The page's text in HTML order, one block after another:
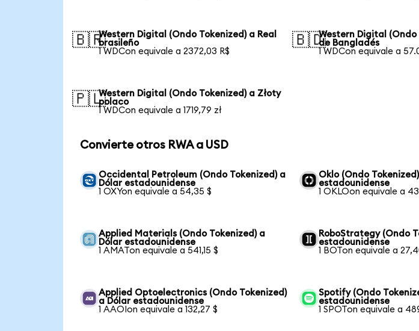
🇧🇷Western Digital (Ondo Tokenized) a Real
brasileño
1 WDCon equivale a 2372,03 R$
🇧🇩Western Digital (Ondo
de Bangladés
1 WDCon equivale a
🇵🇱Western Digital (Ondo Tokenized) a Złoty
polaco
1 WDCon equivale a 1719,79 zł
Convierte otros RWA a USD
Occidental Petroleum (Ondo Tokenized) a
Dólar estadounidense
1 OXYon equivale a 54,35 $
Oklo (Ondo
estadounidense
1 OKLOon equivale a
Applied Materials (Ondo Tokenized) a
Dólar estadounidense
1 AMATon equivale a 541,15 $
RoboStrategy (Ondo
estadounidense
1 BOTon equivale a
Applied Optoelectronics (Ondo Tokenized)
a Dólar estadounidense
1 AAOIon equivale a 132,27 $
Spotify (Ondo
estadounidense
1 SPOTon equivale a